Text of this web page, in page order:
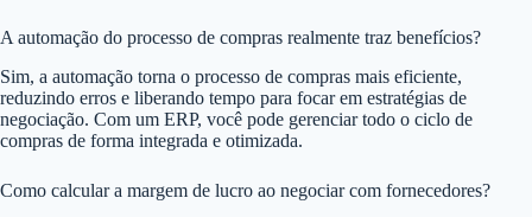
A automação do processo de compras realmente traz benefícios?
Sim, a automação torna o processo de compras mais eficiente,
reduzindo erros e liberando tempo para focar em estratégias de
negociação. Com um ERP, você pode gerenciar todo o ciclo de
compras de forma integrada e otimizada.
Como calcular a margem de lucro ao negociar com fornecedores?